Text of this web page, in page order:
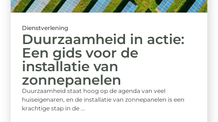
Dienstverlening
Duurzaamheid in actie:
Een gids voor de
installatie van
zonnepanelen
Duurzaamheid staat hoog op de agenda van veel
huiseigenaren, en de installatie van zonnepanelen is een
krachtige stap in de ...